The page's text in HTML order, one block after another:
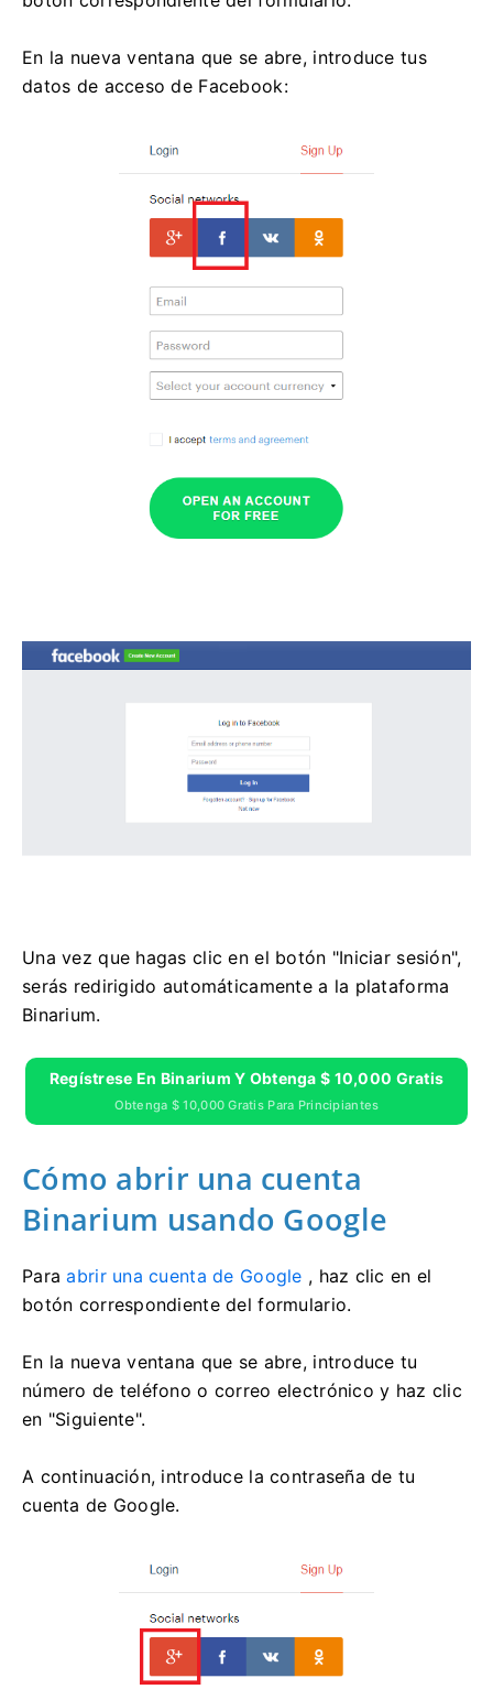
En la nueva ventana que se abre, introduce tus
datos de acceso de Facebook:
Una vez que hagas clic en el botón "Iniciar sesión",
serás redirigido automáticamente a la plataforma
Binarium.
Regístrese En Binarium Y Obtenga $ 10,000 Gratis
Obtenga $ 10,000 Gratis Para Principiantes
Cómo abrir una cuenta
Binarium usando Google
Paraabrir una cuenta de Google , haz clic en el
botón correspondiente del formulario.
En la nueva ventana que se abre, introduce tu
número de teléfono o correo electrónico y haz clic
en "Siguiente".
A continuación, introduce la contraseña de tu
cuenta de Google.